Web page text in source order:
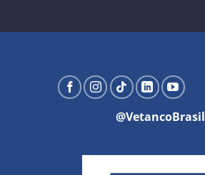
@VetancoBrasil